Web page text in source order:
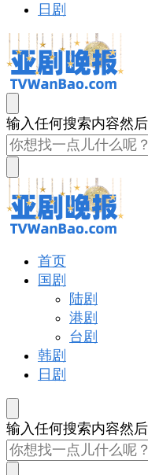
日剧
亚剧晚报
戏里戏外看亚洲
找
什
么
东
西
吗?
输入任何搜索内容然后
亚剧晚报
戏里戏外看亚洲
首页
国剧
陆剧
港剧
台剧
韩剧
日剧
找
什
么
输入任何搜索内容然后